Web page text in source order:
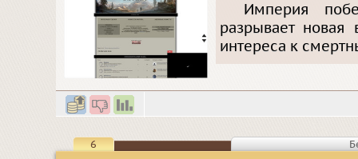
Империя
разрывает
интереса к
6